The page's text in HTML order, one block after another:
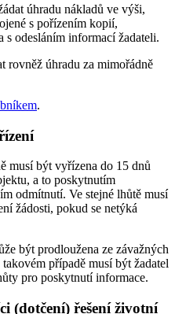
úhradu nákladů ve výši,
s pořízením kopií,
s odesláním informací žadateli.
rovněž úhradu za mimořádně
.
musí být vyřízena do 15 dnů
a to poskytnutím
odmítnutí. Ve stejné lhůtě musí
žádosti, pokud se netýká
být prodloužena ze závažných
případě musí být žadatel
pro poskytnutí informace.
(dotčení) řešení životní